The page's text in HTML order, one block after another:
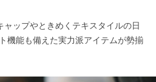
ップやときめくテキスタイルの日
機能も備えた実力派アイテムが勢揃